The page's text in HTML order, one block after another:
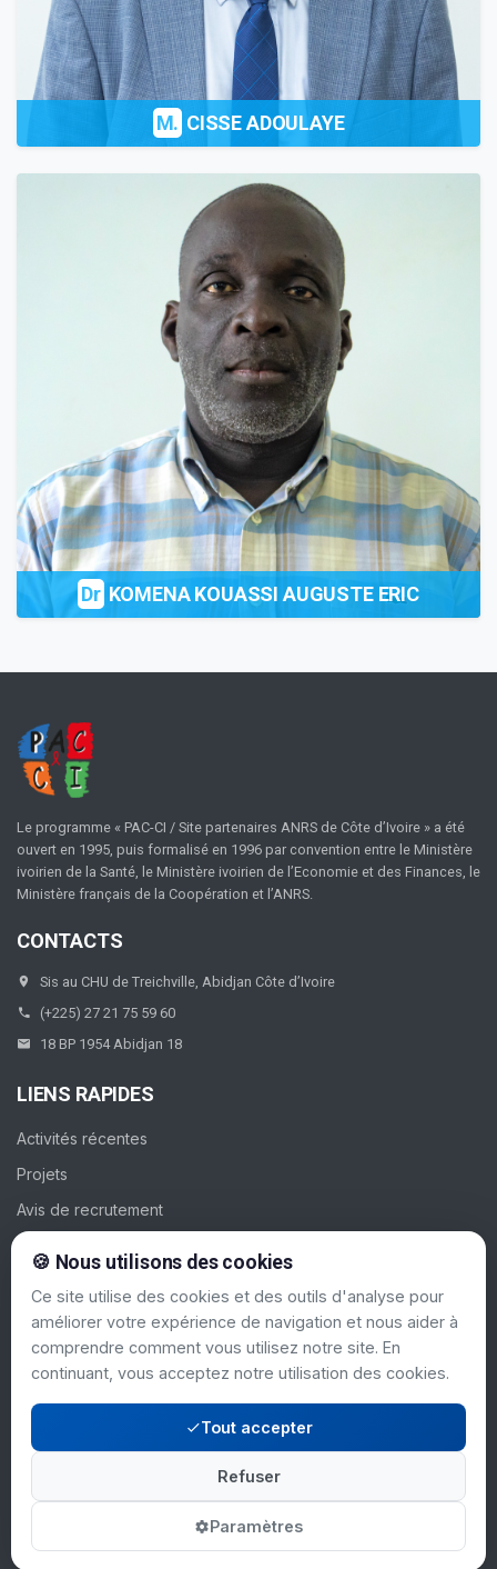
M. CISSE ADOULAYE
Dr KOMENA KOUASSI AUGUSTE ERIC
Le programme « PAC-CI / Site partenaires ANRS de Côte d’Ivoire » a été
ouvert en 1995, puis formalisé en 1996 par convention entre le Ministère
ivoirien de la Santé, le Ministère ivoirien de l’Economie et des Finances, le
Ministère français de la Coopération et l’ANRS.
CONTACTS
Sis au CHU de Treichville, Abidjan Côte d’Ivoire
(+225) 27 21 75 59 60
18 BP 1954 Abidjan 18
LIENS RAPIDES
Activités récentes
Projets
Avis de recrutement
SUIVEZ-NOUS
© 2024 PAC-CI. Tous
Mentions légales |
Politique de confidentialité
🍪 Nous utilisons des cookies
Ce site utilise des cookies et des outils d'analyse pour
améliorer votre expérience de navigation et nous aider à
comprendre comment vous utilisez notre site. En
continuant, vous acceptez notre utilisation des cookies.
Tout accepter
Refuser
Paramètres